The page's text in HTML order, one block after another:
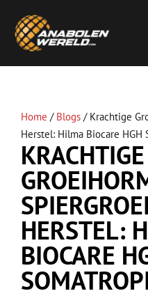
Home / Blogs / Krachtige
Herstel: Hilma Biocare HGH
KRACHTIGE
HERSTEL:
BIOCARE